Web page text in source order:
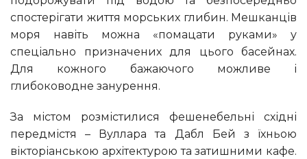
спостерігати життя морських глибин. Мешканців
моря навіть можна «помацати руками» у
спеціально призначених для цього басейнах.
Для кожного бажаючого можливе і
глибоководне занурення.
За містом розмістилися фешенебельні східні
передмістя – Вуллара та Дабл Бей з їхньою
вікторіанською архітектурою та затишними кафе.